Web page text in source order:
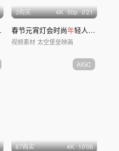
倒计时
3购买 4K 50p 0'21
春节元宵灯会时尚年轻人庙会市集舞狮
视频素材 太空堡垒映画
AIGC
87购买 4K 10'06